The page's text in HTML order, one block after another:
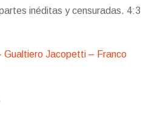
inéditas y censuradas. 4:3
Gualtiero Jacopetti – Franco